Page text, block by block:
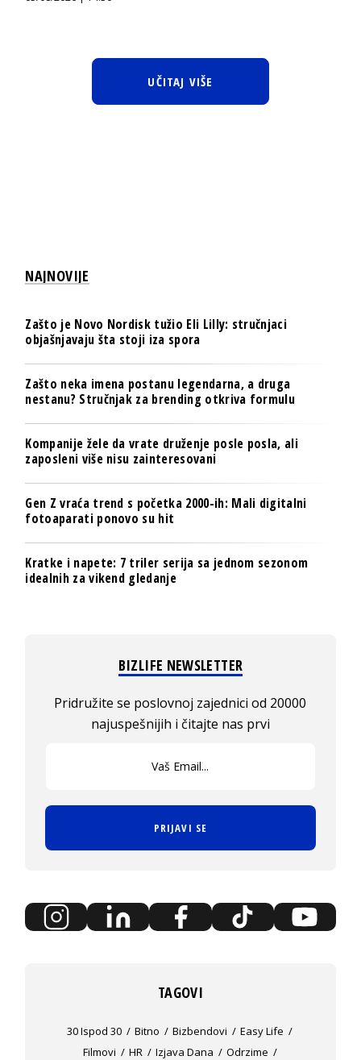
UČITAJ VIŠE
NAJNOVIJE
Zašto je Novo Nordisk tužio Eli Lilly: stručnjaci
objašnjavaju šta stoji iza spora
Zašto neka imena postanu legendarna, a druga
nestanu? Stručnjak za brending otkriva formulu
Kompanije žele da vrate druženje posle posla, ali
zaposleni više nisu zainteresovani
Gen Z vraća trend s početka 2000-ih: Mali digitalni
fotoaparati ponovo su hit
Kratke i napete: 7 triler serija sa jednom sezonom
idealnih za vikend gledanje
BIZLIFE NEWSLETTER
Pridružite se poslovnoj zajednici od 20000
najuspešnijih i čitajte nas prvi
PRIJAVI SE
TAGOVI
30 Ispod 30 Bitno Bizbendovi
Easy Life
Filmovi
HR Izjava Dana
Odrzime